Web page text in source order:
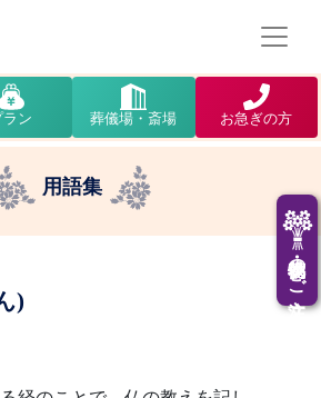
供花・供物のご注文
ラン 葬儀場・斎場 お急ぎの方
用語集
)